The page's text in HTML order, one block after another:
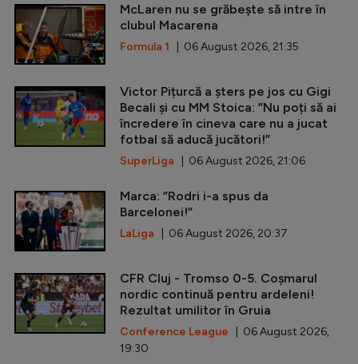
McLaren nu se grăbește să intre în
clubul Macarena
Formula 1 | 06 August 2026, 21:35
Victor Pițurcă a șters pe jos cu Gigi
Becali și cu MM Stoica: ”Nu poți să ai
încredere în cineva care nu a jucat
fotbal să aducă jucători!”
SuperLiga | 06 August 2026, 21:06
Marca: ”Rodri i-a spus da
Barcelonei!”
LaLiga | 06 August 2026, 20:37
CFR Cluj - Tromso 0-5. Coșmarul
nordic continuă pentru ardeleni!
Rezultat umilitor în Gruia
Conference League | 06 August 2026,
19:30